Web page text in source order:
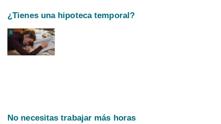
¿Tienes una hipoteca temporal?
No necesitas trabajar más horas